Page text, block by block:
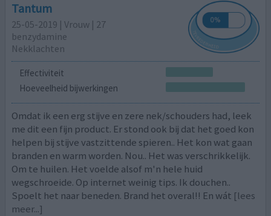
Tantum
25-05-2019 | Vrouw | 27
benzydamine
Nekklachten
Effectiviteit
Hoeveelheid bijwerkingen
Omdat ik een erg stijve en zere nek/schouders had, leek
me dit een fijn product. Er stond ook bij dat het goed kon
helpen bij stijve vastzittende spieren.. Het kon wat gaan
branden en warm worden. Nou.. Het was verschrikkelijk.
Om te huilen. Het voelde alsof m'n hele huid
wegschroeide. Op internet weinig tips. Ik douchen..
Spoelt het naar beneden. Brand het overal!! En wát [lees
meer...]